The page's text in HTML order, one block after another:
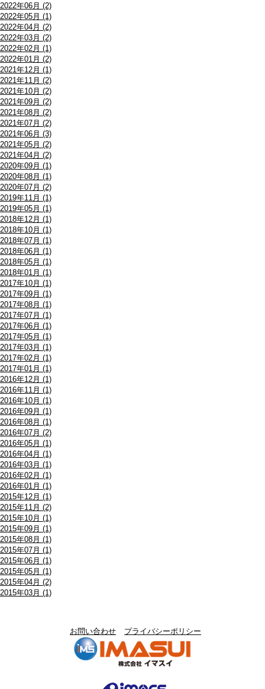
2022年06月 (2)
2022年05月 (1)
2022年04月 (2)
2022年03月 (2)
2022年02月 (1)
2022年01月 (2)
2021年12月 (1)
2021年11月 (2)
2021年10月 (2)
2021年09月 (2)
2021年08月 (2)
2021年07月 (2)
2021年06月 (3)
2021年05月 (2)
2021年04月 (2)
2020年09月 (1)
2020年08月 (1)
2020年07月 (2)
2019年11月 (1)
2019年05月 (1)
2018年12月 (1)
2018年10月 (1)
2018年07月 (1)
2018年06月 (1)
2018年05月 (1)
2018年01月 (1)
2017年10月 (1)
2017年09月 (1)
2017年08月 (1)
2017年07月 (1)
2017年06月 (1)
2017年05月 (1)
2017年03月 (1)
2017年02月 (1)
2017年01月 (1)
2016年12月 (1)
2016年11月 (1)
2016年10月 (1)
2016年09月 (1)
2016年08月 (1)
2016年07月 (2)
2016年05月 (1)
2016年04月 (1)
2016年03月 (1)
2016年02月 (1)
2016年01月 (1)
2015年12月 (1)
2015年11月 (2)
2015年10月 (1)
2015年09月 (1)
2015年08月 (1)
2015年07月 (1)
2015年06月 (1)
2015年05月 (1)
2015年04月 (2)
2015年03月 (1)
お問い合わせ プライバシーポリシー